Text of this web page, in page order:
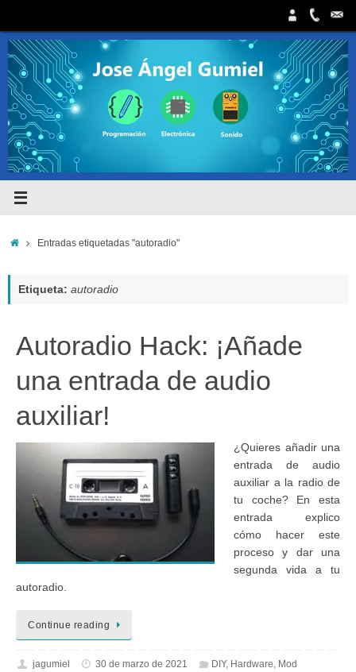
contenido
InicioEntradas etiquetadas "autoradio"
Etiqueta: autoradio
Autoradio Hack: ¡Añade
una entrada de audio
auxiliar!
¿Quieres añadir una
entrada de audio
auxiliar a la radio de
tu coche? En esta
entrada explico
cómo hacer este
proceso y dar una
segunda vida a tu
autoradio.
Continue reading
jagumiel 30 de marzo de 2021 DIY, Hardware, Mod